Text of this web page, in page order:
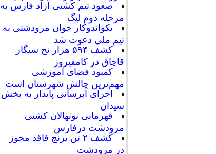
صعود تیم کشتی آزاد فارس به
مرحله دوم لیگ
تکواندوکار جوان مرودشتی به
تیم ملی دعوت شد
کشف ۵۹۴ هزار نخ سیگار
قاچاق در کامفیروز
کمبود فضای آموزشی
مهم‌ترین چالش شهرستان است
اجرای آبرسانی پایدار به بخش
سیدان
قهرمانی نونهالان کشتی
مرودشت درفارس
کشف ۲ تن برنج فاقد مجوز
در مرودشت